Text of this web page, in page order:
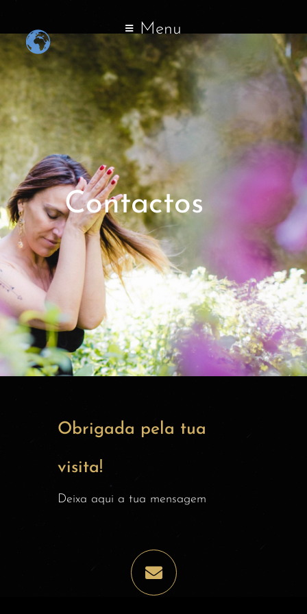
Menu
Contactos
Obrigada pela tua
visita!
Deixa aqui a tua mensagem